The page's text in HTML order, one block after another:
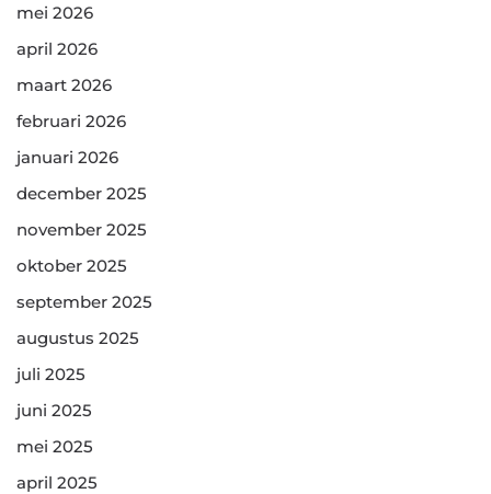
mei 2026
april 2026
maart 2026
februari 2026
januari 2026
december 2025
november 2025
oktober 2025
september 2025
augustus 2025
juli 2025
juni 2025
mei 2025
april 2025